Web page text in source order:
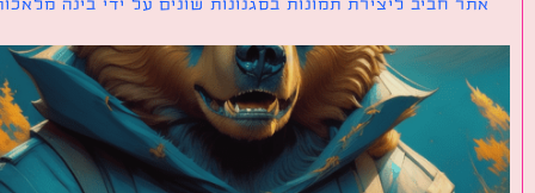
חביב ליצירת תמונות בסגנונות שונים על ידי בינה מלאכותית